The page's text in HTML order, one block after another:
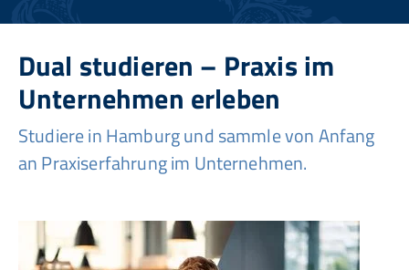
Dual studieren – Praxis im
Unternehmen erleben
Studiere in Hamburg und sammle von Anfang
an Praxiserfahrung im Unternehmen.